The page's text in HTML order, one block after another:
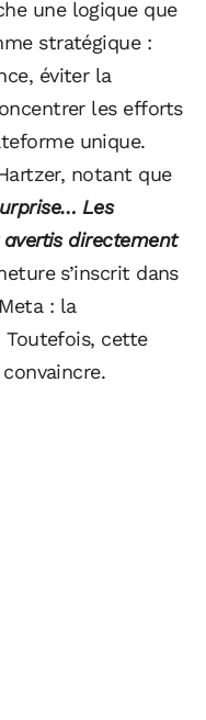
une logique que
stratégique :
éviter la
les efforts
unique.
notant que
Les
directement
s’inscrit dans
: la
Toutefois, cette